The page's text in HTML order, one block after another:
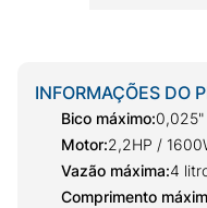
INFORMAÇÕES DO
Bico máximo:0,025"
Motor:2,2HP /
Vazão máxima:4
Comprimento